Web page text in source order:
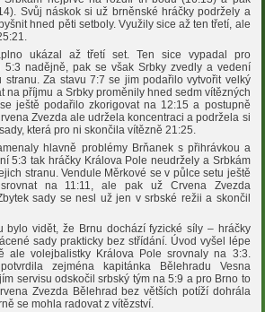
Svůj náskok si už brněnské hráčky podržely a
hned pěti setboly. Využily sice až ten třetí, ale
ukázal až třetí set. Ten sice vypadal pro
5:3 nadějně, pak se však Srbky zvedly a vedení
stranu. Za stavu 7:7 se jim podařilo vytvořit velký
na příjmu a Srbky proměnily hned sedm vítězných
ještě podařilo zkorigovat na 12:15 a postupně
Zvezda ale udržela koncentraci a podržela si
která pro ni skončila vítězně 21:25.
hlavně problémy Brňanek s přihrávkou a
5:3 tak hráčky Králova Pole neudržely a Srbkám
stranu. Vendule Měrkové se v půlce setu ještě
na 11:11, ale pak už Crvena Zvezda
sady se nesl už jen v srbské režii a skončil
bylo vidět, že Brnu dochází fyzické síly – hráčky
sady prakticky bez střídání. Úvod vyšel lépe
ale volejbalistky Králova Pole srovnaly na 3:3.
zejména kapitánka Bělehradu Vesna
servisu odskočil srbský tým na 5:9 a pro Brno to
Zvezda Bělehrad bez větších potíží dohrála
se mohla radovat z vítězství.